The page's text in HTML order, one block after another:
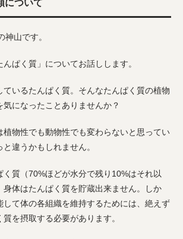
神山です。
ぱく質」についてお話しします。
ているたんぱく質。そんなたんぱく質の植物
になったことありませんか？
植物性でも動物性でも変わらないと思ってい
違うかもしれません。
く質（70%ほどが水分で残り10%はそれ以
身体はたんぱく質を貯蔵出来ません。しか
して体の各組織を維持するためには、絶えず
を摂取する必要があります。